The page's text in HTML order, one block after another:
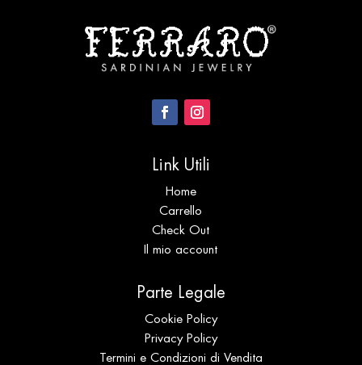
Link Utili
Home
Carrello
Check Out
Il mio account
Parte Legale
Cookie Policy
Privacy Policy
Termini e Condizioni di Vendita